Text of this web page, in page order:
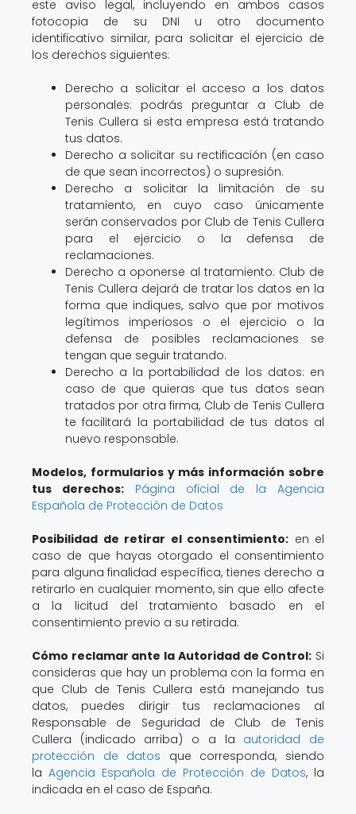
este aviso legal, incluyendo en ambos casos
fotocopia de su DNI u otro documento
identificativo similar, para solicitar el ejercicio de
los derechos siguientes:
Derecho a solicitar el acceso a los datos
personales: podrás preguntar a Club de
Tenis Cullera si esta empresa está tratando
tus datos.
Derecho a solicitar su rectificación (en caso
de que sean incorrectos) o supresión.
Derecho a solicitar la limitación de su
tratamiento, en cuyo caso únicamente
serán conservados por Club de Tenis Cullera
para el ejercicio o la defensa de
reclamaciones.
Derecho a oponerse al tratamiento: Club de
Tenis Cullera dejará de tratar los datos en la
forma que indiques, salvo que por motivos
legítimos imperiosos o el ejercicio o la
defensa de posibles reclamaciones se
tengan que seguir tratando.
Derecho a la portabilidad de los datos: en
caso de que quieras que tus datos sean
tratados por otra firma, Club de Tenis Cullera
te facilitará la portabilidad de tus datos al
nuevo responsable.
Modelos, formularios y más información sobre
tus derechos:
Página oficial de la Agencia
Española de Protección de Datos
Posibilidad de retirar el consentimiento: en el
caso de que hayas otorgado el consentimiento
para alguna finalidad específica, tienes derecho a
retirarlo en cualquier momento, sin que ello afecte
a la licitud del tratamiento basado en el
consentimiento previo a su retirada.
Cómo reclamar ante la Autoridad de Control: Si
consideras que hay un problema con la forma en
que Club de Tenis Cullera está manejando tus
datos, puedes dirigir tus reclamaciones al
Responsable de Seguridad de Club de Tenis
Cullera (indicado arriba) o a la autoridad de
protección de datos que corresponda, siendo
la Agencia Española de Protección de Datos, la
indicada en el caso de España.